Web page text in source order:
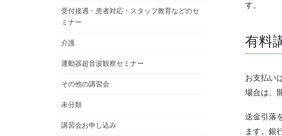
す。
有料
お支払い
場合は、
送金引落
ます。銀
受付接遇・患者対応・スタッフ教育などのセ
ミナー
介護
運動器超音波観察セミナー
その他の講習会
未分類
講習会お申し込み